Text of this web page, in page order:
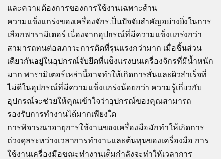
และความต้องการของการใช้งานเฉพาะด้าน
ความแข็งแกร่งของเครื่องจักรเป็นปัจจัยสำคัญอย่างยิ่งในการ
เลือกพารามิเตอร์ เนื่องจากอุปกรณ์ที่มีความแข็งแกร่งกว่า
สามารถทนต่อสภาวะการตัดที่รุนแรงกว่ามาก เมื่อชิ้นส่วน
เดียวกันอยู่ในอุปกรณ์จับยึดที่แข็งแรงบนเครื่องจักรที่มีน้ำหนัก
มาก พารามิเตอร์เหล่านี้อาจทำให้เกิดการสั่นและผิวสำเร็จที่
ไม่ดีในอุปกรณ์ที่มีความแข็งแกร่งน้อยกว่า ความรู้เกี่ยวกับ
อุปกรณ์จะช่วยให้คุณเข้าใจว่าอุปกรณ์ของคุณสามารถ
รองรับการทำงานได้มากเพียงใด
การพิจารณาอายุการใช้งานของเครื่องมือมักทำให้เกิดการ
ถ่วงดุลระหว่างเวลาการทำงานและต้นทุนของเครื่องมือ การ
ใช้งานเครื่องมือขณะทำงานเต็มกำลังจะทำให้เวลาการ